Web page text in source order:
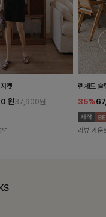
켓
원37,900원
렌체드
35%
리뷰 카운